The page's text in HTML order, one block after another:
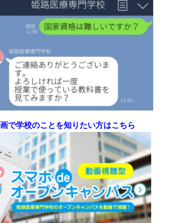
で学校のことを知りたい方はこちら